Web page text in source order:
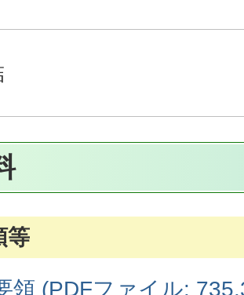
等
領 (PDFファイル: